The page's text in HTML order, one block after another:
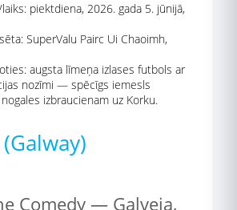
piektdiena, 2026. gada 5. jūnijā,
SuperValu Pairc Ui Chaoimh,
augsta līmeņa izlases futbols ar
nozīmi — spēcīgs iemesls
izbraucienam uz Korku.
Comedy — Galveja,